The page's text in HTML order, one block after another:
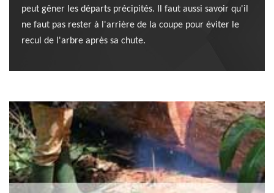
peut gêner les départs précipités. Il faut aussi savoir qu'il
ne faut pas rester à l'arrière de la coupe pour éviter le
recul de l'arbre après sa chute.